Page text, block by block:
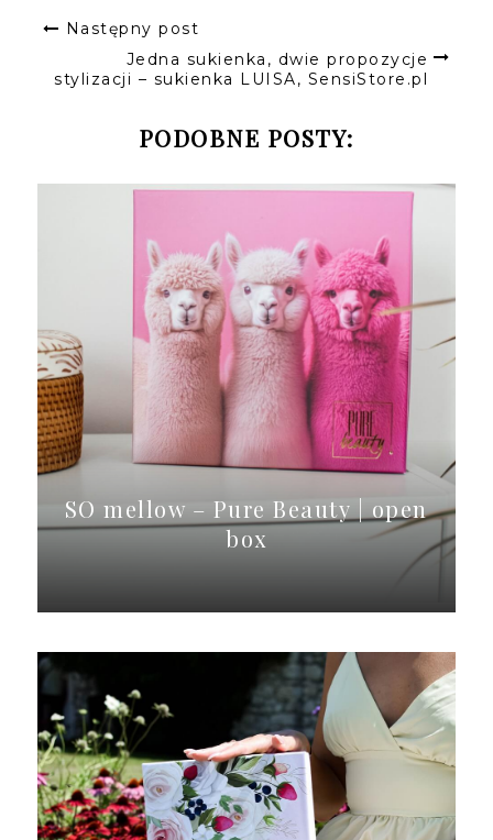
Następny post
Jedna sukienka, dwie propozycje
stylizacji – sukienka LUISA, SensiStore.pl
PODOBNE POSTY:
SO mellow – Pure Beauty | open
box